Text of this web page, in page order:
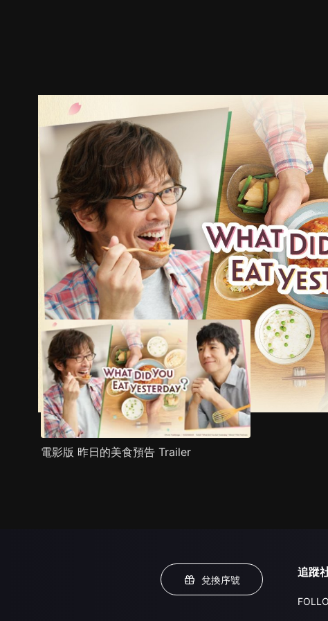
預告 劇照 推薦影片 劇情介紹
電影版 昨日的美食預告 Trailer
兌換序號
追蹤